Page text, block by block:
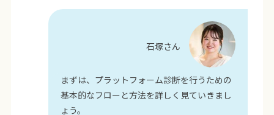
石塚さん
まずは、プラットフォーム診断を行うための
基本的なフローと方法を詳しく見ていきまし
ょう。